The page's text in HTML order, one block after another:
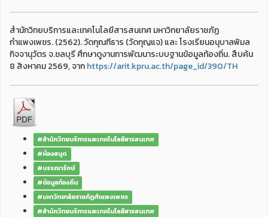
สำนักวิทยบริการและเทคโนโลยีสารสนเทศ มหาวิทยาลัยราชภัฏ
กำแพงเพชร. (2562). วัดกุณฑีธาร (วัดกุญแจ) และ โรงเรียนอนุบาลพิมล
กิจจานุวัตร จ.ชลบุรี ศึกษาดูงานการพัฒนาระบบฐานข้อมูลท้องถิ่น. สืบค้น
8 สิงหาคม 2569, จากhttps://arit.kpru.ac.th/page_id/390/TH
#สำนักวิทยบริการและเทคโนโลยีสารสนเทศ
#ห้องสมุด
#บรรณารักษ์
#ข้อมูลท้องถิ่น
#มหาวิทยาลัยราชภัฏกำแพงเพชร
#สำนักวิทยบริการและเทคโนโลยีสารสนเทศ